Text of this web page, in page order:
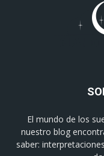
El mundo de los
nuestro blog
saber: